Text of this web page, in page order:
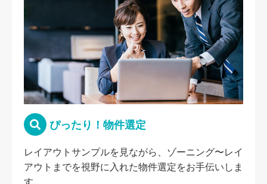
ぴったり！物件選定
レイアウトサンプルを見ながら、ゾーニング〜レイ
アウトまでを視野に入れた物件選定をお手伝いしま
す。